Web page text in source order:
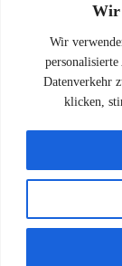
Wir
Wir
personalisierte
Datenverkehr
klicken,
©